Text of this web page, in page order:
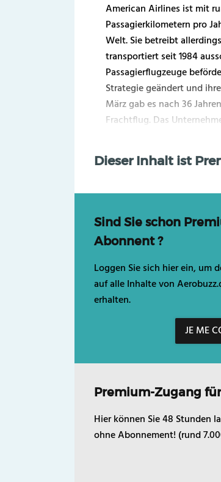
American Airlines ist mit
Passagierkilometern pro
Welt. Sie betreibt
transportiert seit 1984
Passagierflugzeuge
Strategie geändert und
März gab es nach 36
Frachtflug. Das
Dieser Inhalt ist
Sind Sie schon
Abonnent ?
Loggen Sie sich hier ein, um
auf alle Inhalte von
erhalten.
JE ME
Premium-Zugang
Hier können Sie 48 Stunden
ohne Abonnement! (rund